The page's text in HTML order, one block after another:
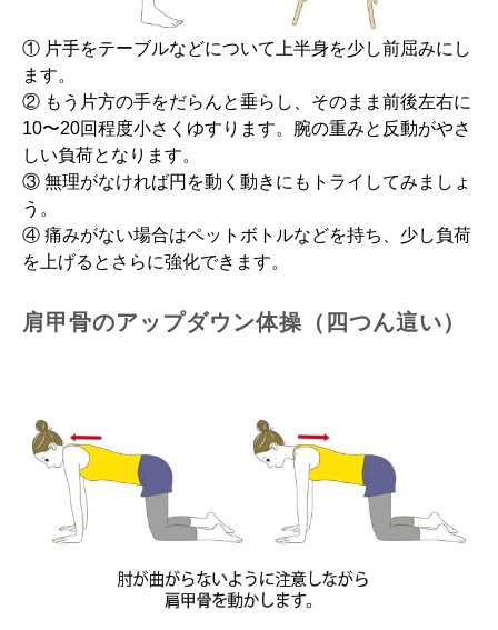
① 片手をテーブルなどについて上半身を少し前屈みにし
ます。
② もう片方の手をだらんと垂らし、そのまま前後左右に
10〜20回程度小さくゆすります。腕の重みと反動がやさ
しい負荷となります。
③ 無理がなければ円を動く動きにもトライしてみましょ
う。
④ 痛みがない場合はペットボトルなどを持ち、少し負荷
を上げるとさらに強化できます。
肩甲骨のアップダウン体操（四つん這い）